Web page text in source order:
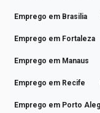
Emprego em Brasilia
Emprego em Fortaleza
Emprego em Manaus
Emprego em Recife
Emprego em Porto